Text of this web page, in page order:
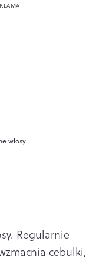
włosy
Regularnie
cebulki,